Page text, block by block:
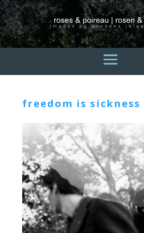
freedom is sickness